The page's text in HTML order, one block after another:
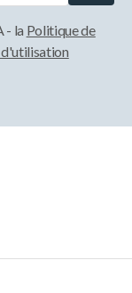
- la Politique de